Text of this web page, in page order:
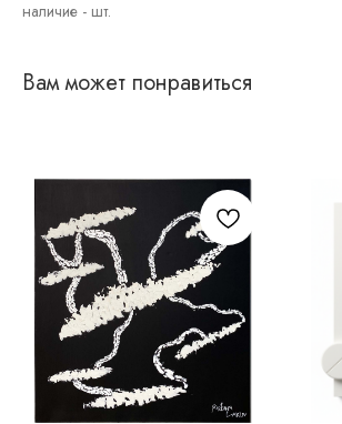
Вам может понравиться